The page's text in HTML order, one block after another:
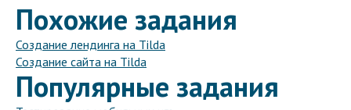
Похожие задания
Создание лендинга на Tilda
Создание сайта на Tilda
Популярные задания